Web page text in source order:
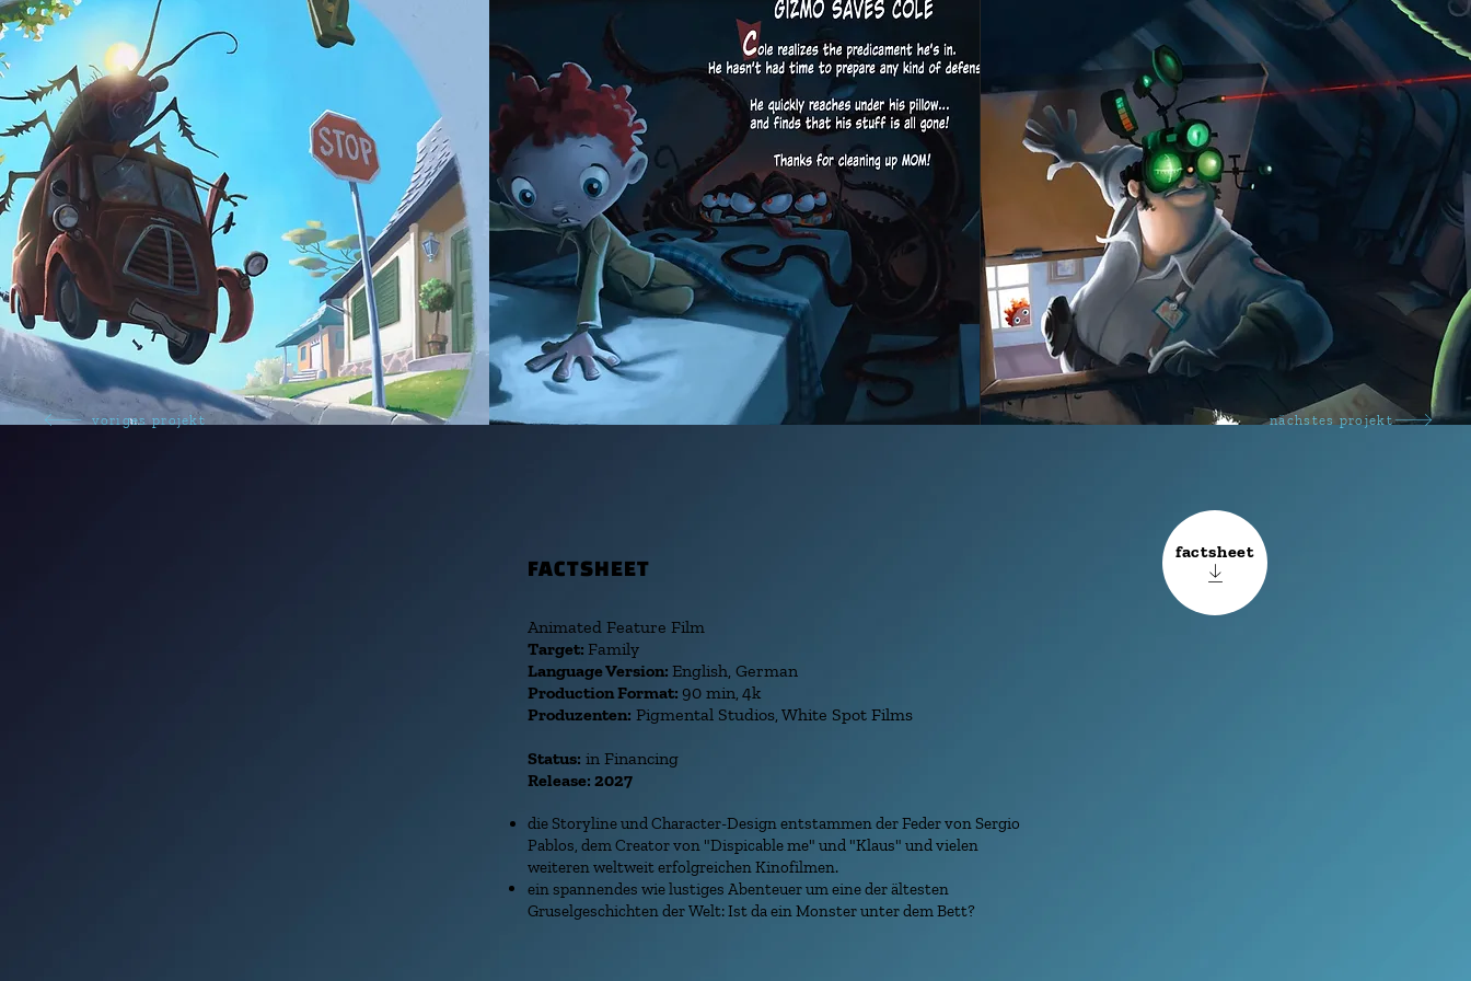
voriges projekt nächstes projekt
FACTSHEET
Animated Feature Film
Target: Family
Language Version: English, German
Production Format: 90 min, 4k
Produzenten: Pigmental Studios, White Spot Films
Status: in Financing
Release: 2027
die Storyline und Character-Design entstammen der Feder von Sergio
Pablos, dem Creator von "Dispicable me" und "Klaus" und vielen
weiteren weltweit erfolgreichen Kinofilmen.
ein spannendes wie lustiges Abenteuer um eine derältesten
Gruselgeschichten der Welt: Ist da ein Monster unter dem Bett?
factsheet